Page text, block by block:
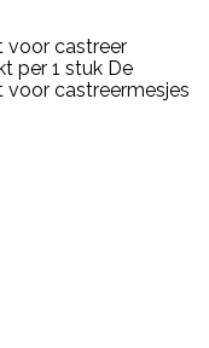
voor castreer
per 1 stuk De
voor castreermesjes